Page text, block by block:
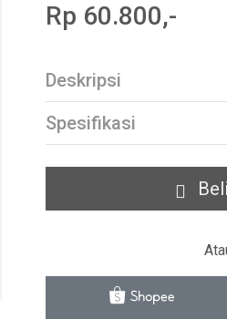
Rp 60.800,-
Deskripsi
Spesifikasi